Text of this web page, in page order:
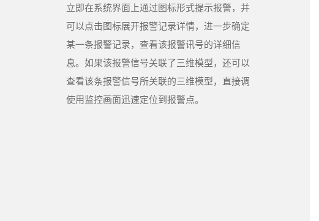
立即在系统界面上通过图标形式提示报警，并
可以点击图标展开报警记录详情，进一步确定
某一条报警记录，查看该报警讯号的详细信
息。如果该报警信号关联了三维模型，还可以
查看该条报警信号所关联的三维模型，直接调
使用监控画面迅速定位到报警点。